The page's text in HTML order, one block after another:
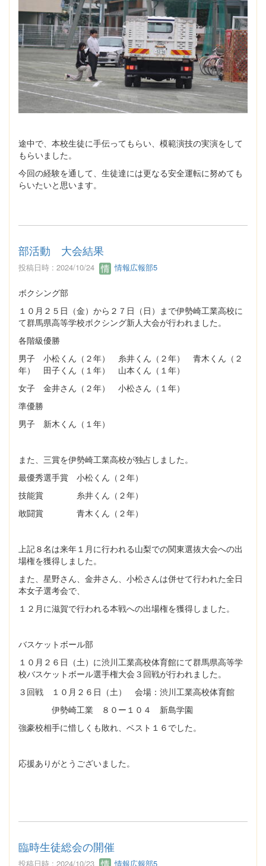
途中で、本校生徒に手伝ってもらい、模範演技の実演をして
もらいました。
今回の経験を通して、生徒達には更なる安全運転に努めても
らいたいと思います。
部活動 大会結果
投稿日時 : 2024/10/24 情報広報部5
ボクシング部
１０月２５日（金）から２７日（日）まで伊勢崎工業高校に
て群馬県高等学校ボクシング新人大会が行われました。
各階級優勝
男子 小松くん（２年） 糸井くん（２年） 青木くん（２
年） 田子くん（１年） 山本くん（１年）
女子 金井さん（２年） 小松さん（１年）
準優勝
男子 新木くん（１年）
また、三賞を伊勢崎工業高校が独占しました。
最優秀選手賞 小松くん（２年）
技能賞 糸井くん（２年）
敢闘賞 青木くん（２年）
上記８名は来年１月に行われる山梨での関東選抜大会への出
場権を獲得しました。
また、星野さん、金井さん、小松さんは併せて行われた全日
本女子選考会で、
１２月に滋賀で行われる本戦への出場権を獲得しました。
バスケットボール部
１０月２６日（土）に渋川工業高校体育館にて群馬県高等学
校バスケットボール選手権大会３回戦が行われました。
３回戦 １０月２６日（土） 会場：渋川工業高校体育館
伊勢崎工業 ８０ー１０４ 新島学園
強豪校相手に惜しくも敗れ、ベスト１６でした。
応援ありがとうございました。
臨時生徒総会の開催
投稿日時 : 2024/10/23 情報広報部5